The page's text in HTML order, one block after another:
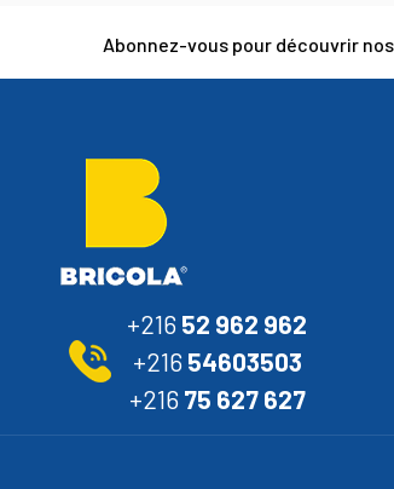
Abonnez-vous pour découvrir
+216 52 962 962
+216 54603503
+216 75 627 627